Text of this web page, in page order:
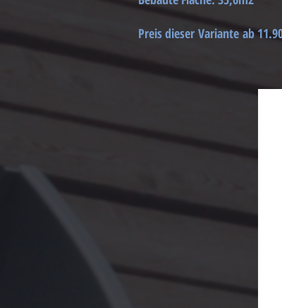
Preis dieser Variante ab